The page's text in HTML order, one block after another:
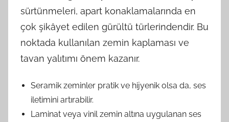
sürtünmeleri, apart konaklamalarında en
çok şikâyet edilen gürültü türlerindendir. Bu
noktada kullanılan zemin kaplaması ve
tavan yalıtımı önem kazanır.
Seramik zeminler pratik ve hijyenik olsa da, ses
iletimini artırabilir.
Laminat veya vinil zemin altına uygulanan ses